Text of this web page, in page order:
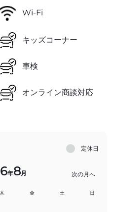
Wi-Fi
キッズコーナー
車検
オンライン商談対応
定休日
年8月 次の月へ
木 金 土 日